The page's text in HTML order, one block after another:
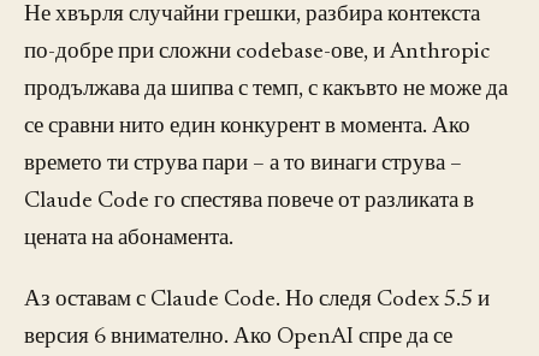
Не хвърля случайни грешки, разбира контекста
по-добре при сложни codebase-ове, и Anthropic
продължава да шипва с темп, с какъвто не може да
се сравни нито един конкурент в момента. Ако
времето ти струва пари – а то винаги струва –
Claude Code го спестява повече от разликата в
цената на абонамента.
Аз оставам с Claude Code. Но следя Codex 5.5 и
версия 6 внимателно. Ако OpenAI спре да се